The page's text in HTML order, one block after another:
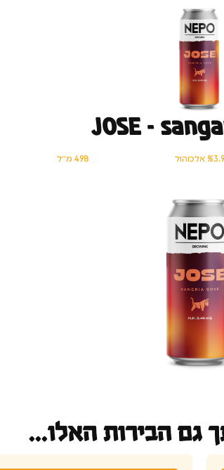
JOSE –
%3.9 אלכוהול 498 מ׳׳ל
גם הבירות האלו...